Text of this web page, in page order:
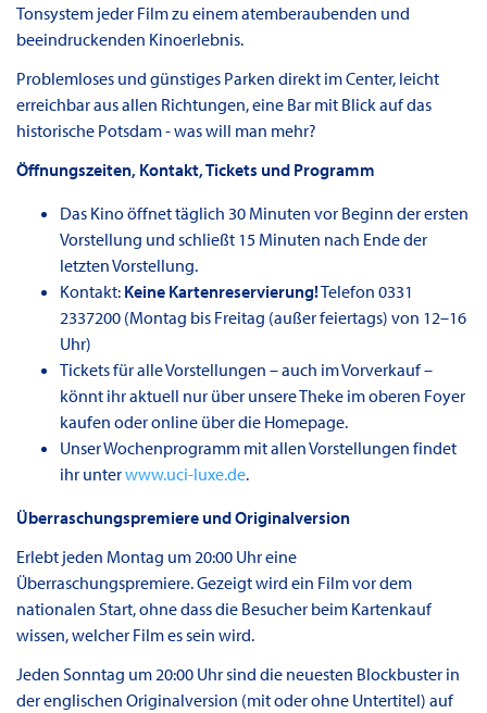
Tonsystem jeder Film zu einem atemberaubenden und
beeindruckenden Kinoerlebnis.
Problemloses und günstiges Parken direkt im Center, leicht
erreichbar aus allen Richtungen, eine Bar mit Blick auf das
historische Potsdam - was will man mehr?
Öffnungszeiten, Kontakt, Tickets und Programm
Das Kino öffnet täglich 30 Minuten vor Beginn der ersten
Vorstellung und schließt 15 Minuten nach Ende der
letzten Vorstellung.
Kontakt: Keine Kartenreservierung!Telefon 0331
2337200 (Montag bis Freitag (außer feiertags) von 12–16
Uhr)
Tickets für alle Vorstellungen – auch im Vorverkauf –
könnt ihr aktuell nur über unsere Theke im oberen Foyer
kaufen oder online über die Homepage.
Unser Wochenprogramm mit allen Vorstellungen findet
ihr unterwww.uci-luxe.de.
Überraschungspremiere und Originalversion
Erlebt jeden Montag um 20:00 Uhr eine
Überraschungspremiere. Gezeigt wird ein Film vor dem
nationalen Start, ohne dass die Besucher beim Kartenkauf
wissen, welcher Film es sein wird.
Jeden Sonntag um 20:00 Uhr sind die neuesten Blockbuster in
der englischen Originalversion (mit oder ohne Untertitel) auf